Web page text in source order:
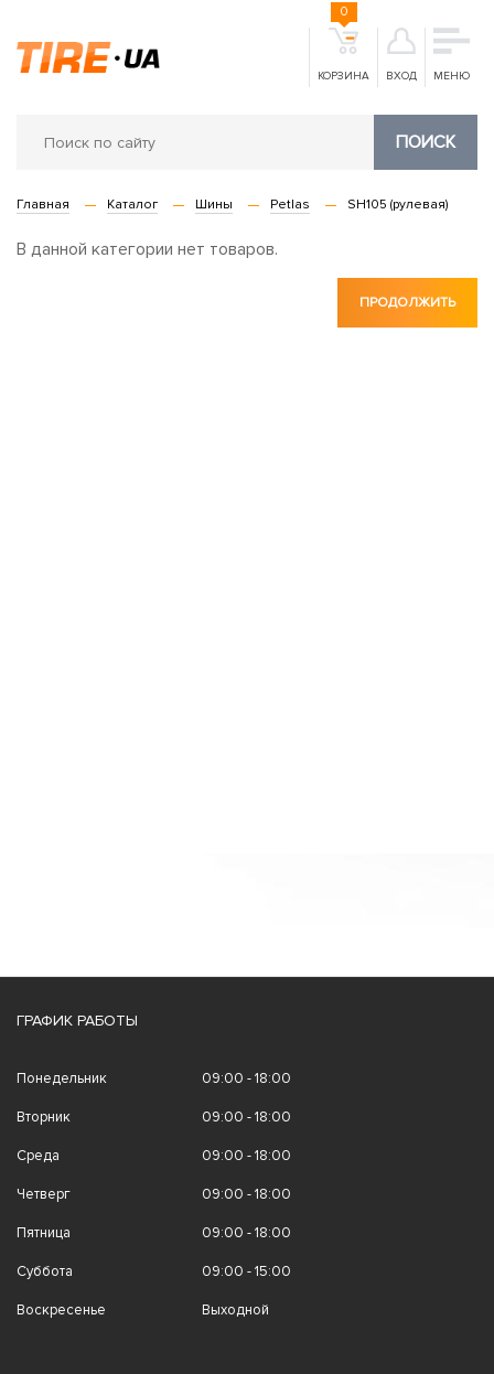
КОРЗИНА
0
ВХОД МЕНЮ
ПОИСК
Главная Каталог Шины Petlas SH105 (рулевая)
В данной категории нет товаров.
ПРОДОЛЖИТЬ
ГРАФИК РАБОТЫ
Понедельник 09:00 - 18:00
Вторник 09:00 - 18:00
Среда 09:00 - 18:00
Четверг 09:00 - 18:00
Пятница 09:00 - 18:00
Суббота 09:00 - 15:00
Воскресенье Выходной